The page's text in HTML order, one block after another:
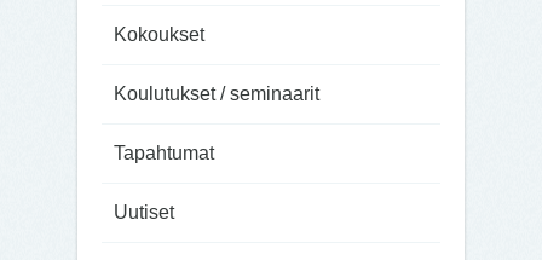
Kokoukset
Koulutukset / seminaarit
Tapahtumat
Uutiset